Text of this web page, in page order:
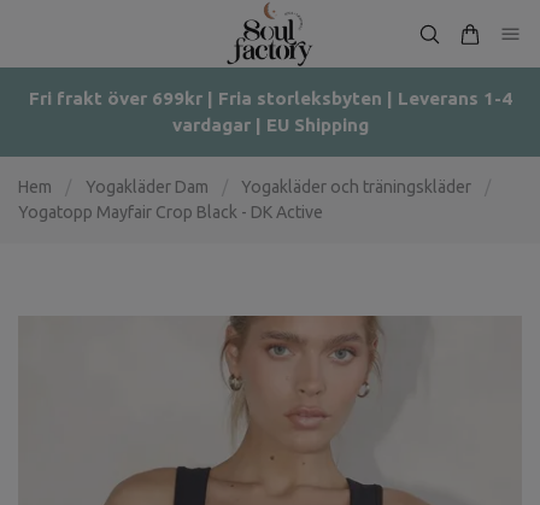
Fri frakt över 699kr | Fria storleksbyten | Leverans 1-4
vardagar | EU Shipping
Hem Yogakläder Dam Yogakläder och träningskläder
Yogatopp Mayfair Crop Black - DK Active